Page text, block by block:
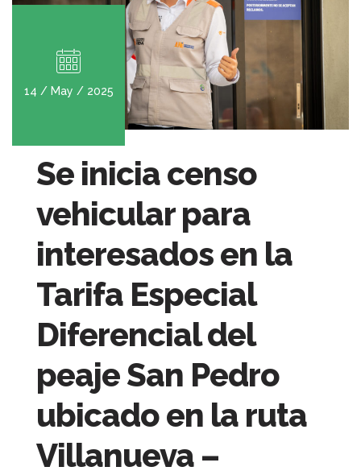
14 / May / 2025
Se inicia censo
vehicular para
interesados en la
Tarifa Especial
Diferencial del
peaje San Pedro
ubicado en la ruta
Villanueva –